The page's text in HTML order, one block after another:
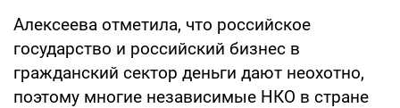
Алексеева отметила, что российское
государство и российский бизнес в
гражданский сектор деньги дают неохотно,
поэтому многие независимые НКО в стране